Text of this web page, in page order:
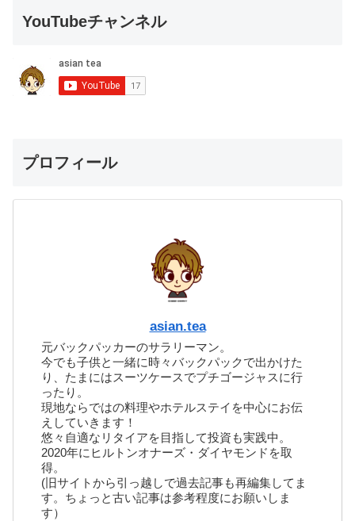
YouTubeチャンネル
プロフィール
asian.tea
元バックパッカーのサラリーマン。
今でも子供と一緒に時々バックパックで出かけた
り、たまにはスーツケースでプチゴージャスに行
ったり。
現地ならではの料理やホテルステイを中心にお伝
えしていきます！
悠々自適なリタイアを目指して投資も実践中。
2020年にヒルトンオナーズ・ダイヤモンドを取
得。
(旧サイトから引っ越しで過去記事も再編集してま
す。ちょっと古い記事は参考程度にお願いしま
す）